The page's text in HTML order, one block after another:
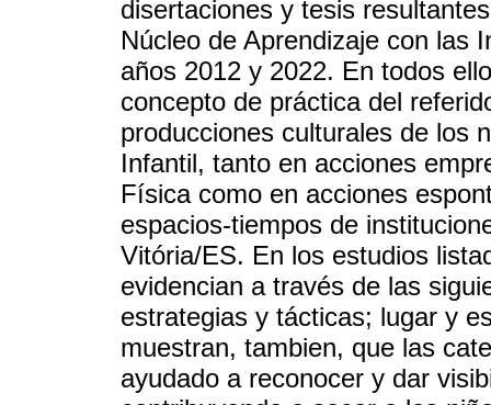
disertaciones y tesis
Núcleo de Aprendizaje con las
años 2012 y 2022. En todos
concepto de práctica del
producciones culturales de los
Infantil, tanto en acciones
Física como en acciones
espacios-tiempos de
Vitória/ES. En los estudios
evidencian a través de las
estrategias y tácticas; lugar y
muestran, tambien, que las
ayudado a reconocer y dar